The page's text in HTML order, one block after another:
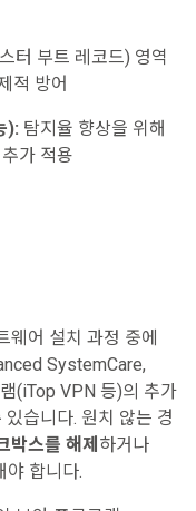
터 부트 레코드) 영역
적 방어
): 탐지율 향상을 위해
가 적용
웨어 설치 과정 중에
SystemCare,
(iTop VPN 등)의 추가
습니다. 원치 않는 경
박스를 해제 하거나
야 합니다.